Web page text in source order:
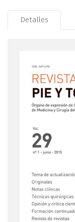
Detalles